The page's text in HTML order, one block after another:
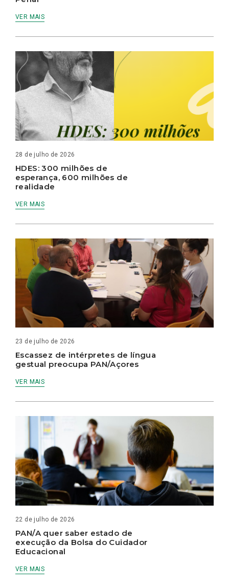
VER MAIS
28 de julho de 2026
HDES: 300 milhões de
esperança, 600 milhões de
realidade
VER MAIS
23 de julho de 2026
Escassez de intérpretes de língua
gestual preocupa PAN/Açores
VER MAIS
22 de julho de 2026
PAN/A quer saber estado de
execução da Bolsa do Cuidador
Educacional
VER MAIS